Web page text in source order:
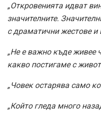
„Откровенията идват
значителните.
с драматични жестове и
„Не е важно къде живее
какво постигаме с
„Човек остарява само
„Който гледа много